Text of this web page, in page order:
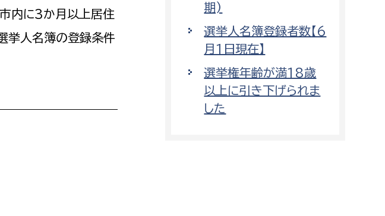
市内に3か月以上居住
挙人名簿の登録条件
期)
選挙人名簿登録者数【6
月1日現在】
選挙権年齢が満18歳
以上に引き下げられま
した